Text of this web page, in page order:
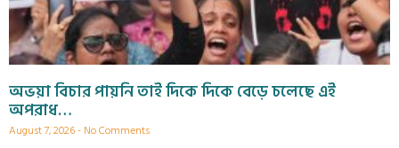
অভয়া বিচার পায়নি তাই দিকে দিকে বেড়ে চলেছে এই
অপরাধ…
August 7, 2026 No Comments